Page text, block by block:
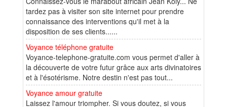
tardez pas à visiter son site internet pour prendre
connaissance des interventions qu'il met à la
disposition de ses clients......
Voyance téléphone gratuite
Voyance-telephone-gratuite.com vous permet d'aller à
la découverte de votre futur grâce aux arts divinatoires
et à l'ésotérisme. Notre destin n'est pas tout...
Voyance amour gratuite
Laissez l'amour triompher. Si vous doutez, si vous